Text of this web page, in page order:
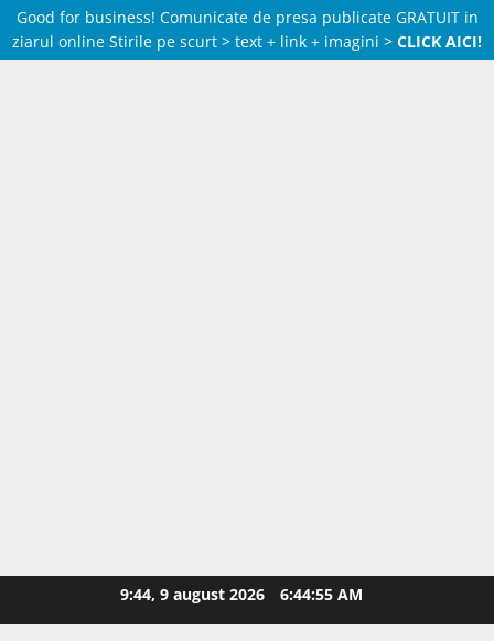
Good for business! Comunicate de presa publicate GRATUIT in
ziarul online Stirile pe scurt > text + link + imagini > CLICK AICI!
9:44, 9 august 2026 6:44:56 AM